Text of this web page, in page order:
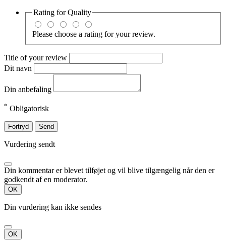
Rating forQuality
Please choose a rating for your review.
Title of your review
Dit navn
Din anbefaling
* Obligatorisk
Fortryd Send
Vurdering sendt
Din kommentar er blevet tilføjet og vil blive tilgængelig når den er
godkendt af en moderator.
OK
Din vurdering kan ikke sendes
OK